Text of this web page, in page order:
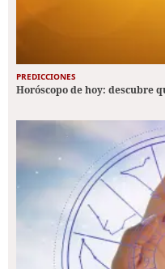
PREDICCIONES
Horóscopo de hoy: descubre